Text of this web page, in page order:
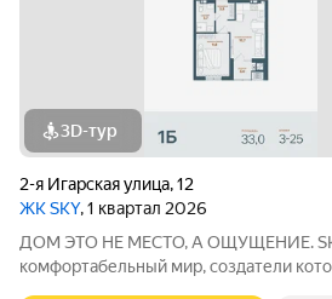
3D-тур
2-я Игарская улица,12
ЖК SKY, 1 квартал 2026
ДОМ ЭТО НЕ МЕСТО, А ОЩУЩЕНИЕ. SKY многогранный и
комфортабельный мир, создатели